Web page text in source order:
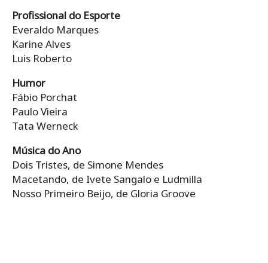
Profissional do Esporte
Everaldo Marques
Karine Alves
Luis Roberto
Humor
Fábio Porchat
Paulo Vieira
Tata Werneck
Música do Ano
Dois Tristes, de Simone Mendes
Macetando, de Ivete Sangalo e Ludmilla
Nosso Primeiro Beijo, de Gloria Groove